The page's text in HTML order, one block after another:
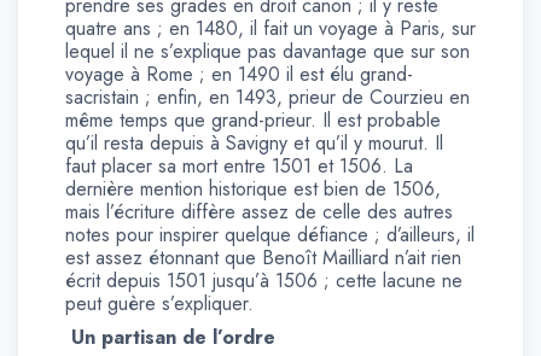
quatre ans ; en 1480, il fait un voyage à Paris, sur
lequel il ne s’explique pas davantage que sur son
voyage à Rome ; en 1490 il est élu grand-
sacristain ; enfin, en 1493, prieur de Courzieu en
même temps que grand-prieur. Il est probable
qu’il resta depuis à Savigny et qu’il y mourut. Il
faut placer sa mort entre 1501 et 1506. La
dernière mention historique est bien de 1506,
mais l’écriture diffère assez de celle des autres
notes pour inspirer quelque défiance ; d’ailleurs, il
est assez étonnant que Benoît Mailliard n’ait rien
écrit depuis 1501 jusqu’à 1506 ; cette lacune ne
peut guère s’expliquer.
Un partisan de l’ordre